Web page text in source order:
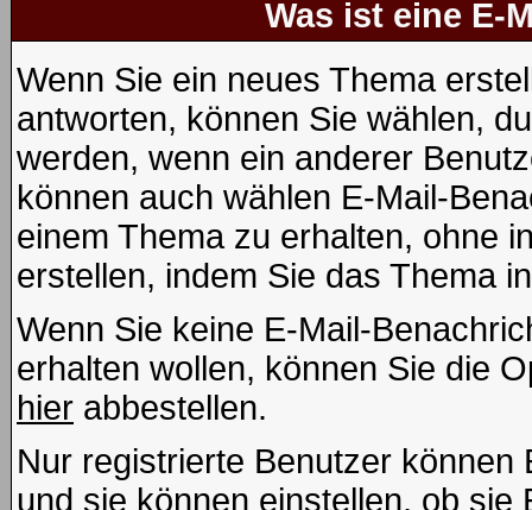
Was ist eine E-
Wenn Sie ein neues Thema
antworten, können Sie wählen,
werden, wenn ein anderer
können auch wählen E-Mail-
einem Thema zu erhalten, ohne
erstellen, indem Sie das Thema
Wenn Sie keine E-Mail-
erhalten wollen, können Sie die
hier abbestellen.
Nur registrierte Benutzer
und sie können einstellen, ob sie